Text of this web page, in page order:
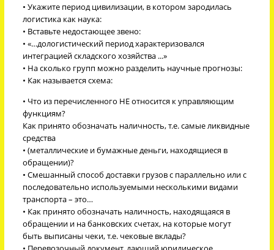
• Укажите период цивилизации, в котором зародилась
логистика как наука:
• Вставьте недостающее звено:
• «…дологистический период характеризовался
интеграцией складского хозяйства ...»
• На сколько групп можно разделить научные прогнозы:
• Как называется схема:
• Что из перечисленного НЕ относится к управляющим
функциям?
Как принято обозначать наличность, т.е. самые ликвидные
средства
• (металлические и бумажные деньги, находящиеся в
обращении)?
• Смешанный способ доставки грузов с параллельно или с
последовательно используемыми несколькими видами
транспорта – это…
• Как принято обозначать наличность, находящаяся в
обращении и на банковских счетах, на которые могут
быть выписаны чеки, т.е. чековые вклады?